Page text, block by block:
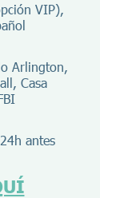
VIP),
Arlington,
Casa
antes